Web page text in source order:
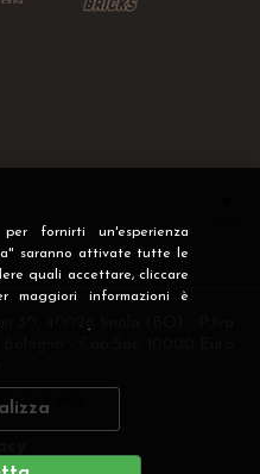
fornirti un'esperienza
saranno attivate tutte le
quali accettare, cliccare
maggiori informazioni è
.
30, 40026 Imola (BO) - P.Iva
WEB